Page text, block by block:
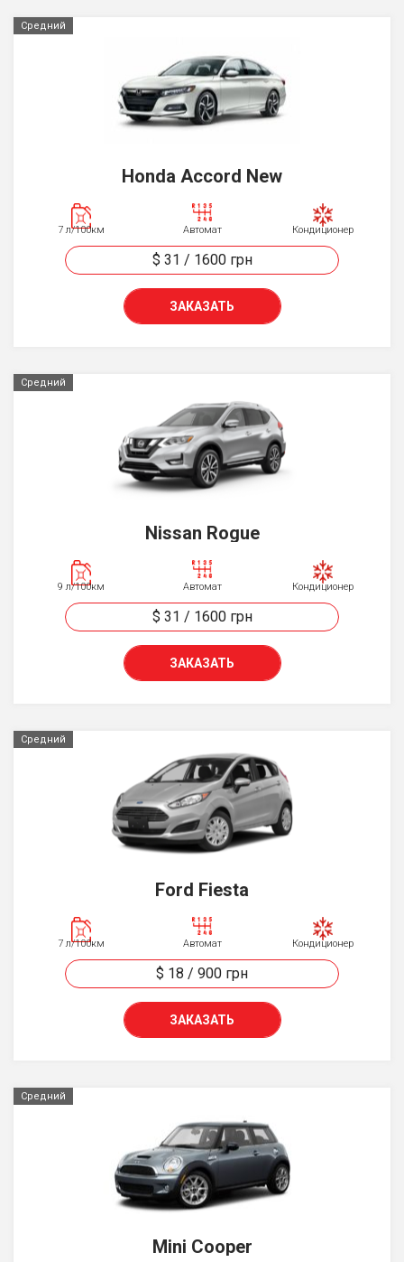
Средний
Honda Accord New
7 л/100км Автомат Кондиционер
$ 31 / 1600 грн
ЗАКАЗАТЬ
Средний
Nissan Rogue
9 л/100км Автомат Кондиционер
$ 31 / 1600 грн
ЗАКАЗАТЬ
Средний
Ford Fiesta
7 л/100км Автомат Кондиционер
$ 18 / 900 грн
ЗАКАЗАТЬ
Средний
Mini Cooper